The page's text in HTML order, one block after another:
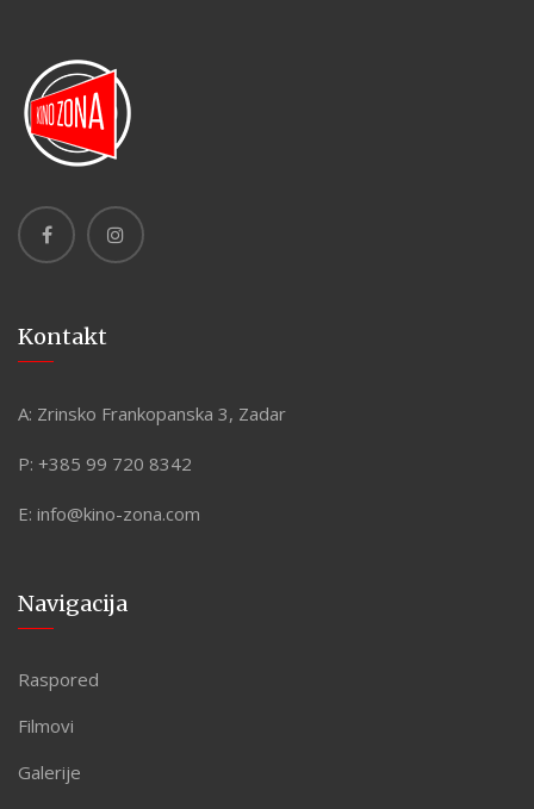
Kontakt
A: Zrinsko Frankopanska 3, Zadar
P: +385 99 720 8342
E: info@kino-zona.com
Navigacija
Raspored
Filmovi
Galerije